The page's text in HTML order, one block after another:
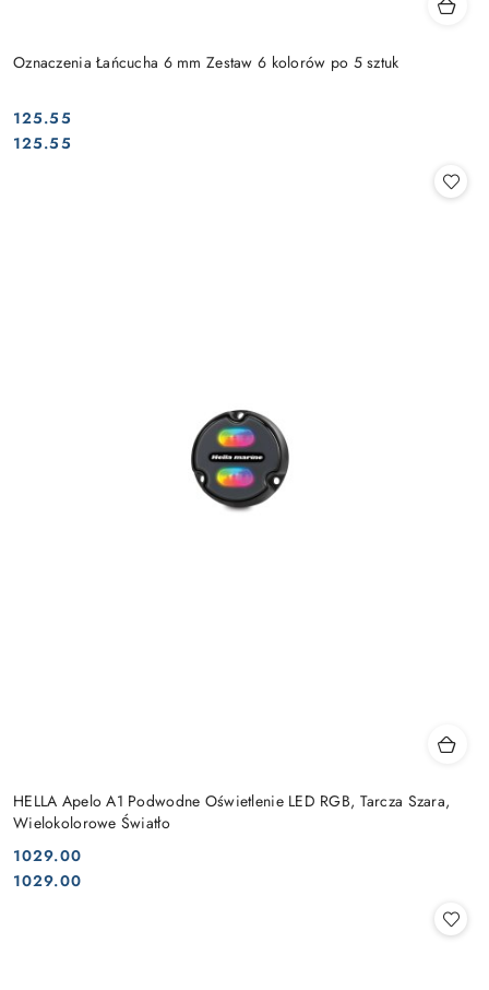
Oznaczenia Łańcucha 6 mm Zestaw 6 kolorów po 5 sztuk
Cena:
125.55
Cena:
125.55
HELLA Apelo A1 Podwodne Oświetlenie LED RGB, Tarcza Szara,
Wielokolorowe Światło
Cena:
1029.00
Cena:
1029.00